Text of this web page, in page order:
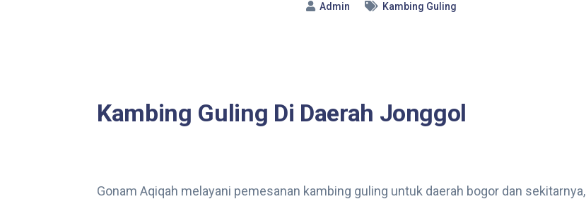
Admin Kambing Guling
Kambing Guling Di Daerah Jonggol
Gonam Aqiqah melayani pemesanan kambing guling untuk daerah bogor dan sekitarnya,